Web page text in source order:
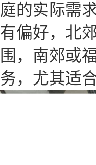
庭的实际需
有偏好，北
围，南郊或
务，尤其适